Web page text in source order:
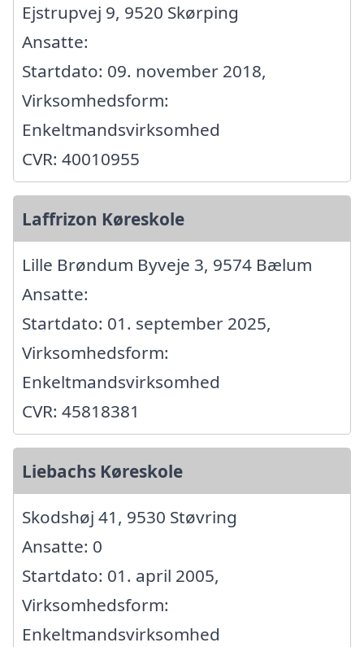
Ejstrupvej 9, 9520 Skørping
Ansatte:
Startdato: 09. november 2018,
Virksomhedsform:
Enkeltmandsvirksomhed
CVR: 40010955
Laffrizon Køreskole
Lille Brøndum Byveje 3, 9574 Bælum
Ansatte:
Startdato: 01. september 2025,
Virksomhedsform:
Enkeltmandsvirksomhed
CVR: 45818381
Liebachs Køreskole
Skodshøj 41, 9530 Støvring
Ansatte: 0
Startdato: 01. april 2005,
Virksomhedsform:
Enkeltmandsvirksomhed